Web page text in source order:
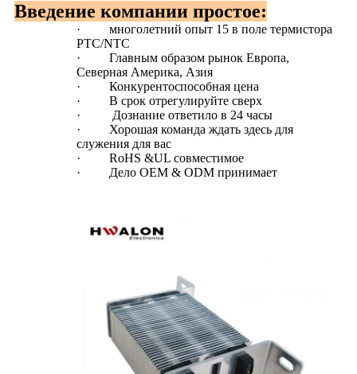
Введение компании простое:
· многолетний опыт 15 в поле термистора
PTC/NTC
· Главным образом рынок Европа,
Северная Америка, Азия
· Конкурентоспособная цена
· В срок отрегулируйте сверх
· Дознание ответило в 24 часы
· Хорошая команда ждать здесь для
служения для вас
· RoHS &UL совместимое
· Дело OEM & ODM принимает